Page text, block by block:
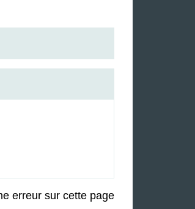
erreur sur cette page